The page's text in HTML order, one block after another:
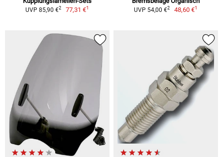
UVP 85,90 €2 77,31 €1 UVP 54,00 €2 48,60 €1